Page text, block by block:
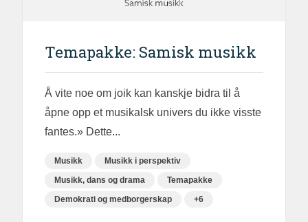
Temapakke: Samisk musikk
Å vite noe om joik kan kanskje bidra til å
åpne opp et musikalsk univers du ikke visste
fantes.» Dette...
Musikk
Musikk i perspektiv
Musikk, dans og drama
Temapakke
Demokrati og medborgerskap
+6